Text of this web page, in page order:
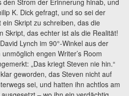
K. Dick gefragt, und so sei der
Skript zu schreiben, das die
Skript, das echter ist als die Realität!
Lynch im 90°-Winkel aus der
engen Writer’s Room
„Das kriegt Steven nie hin.“
geworden, das Steven nicht auf
sei, und hatten ihn achtlos am